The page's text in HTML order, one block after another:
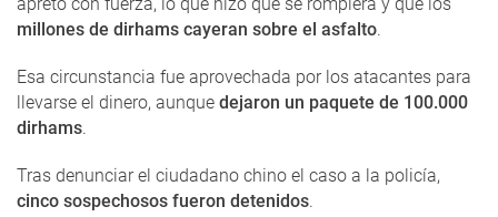
millones de dirhams cayeran sobre el asfalto.
Esa circunstancia fue aprovechada por los atacantes para
llevarse el dinero, aunque dejaron un paquete de 100.000
dirhams.
Tras denunciar el ciudadano chino el caso a la policía,
cinco sospechosos fueron detenidos.